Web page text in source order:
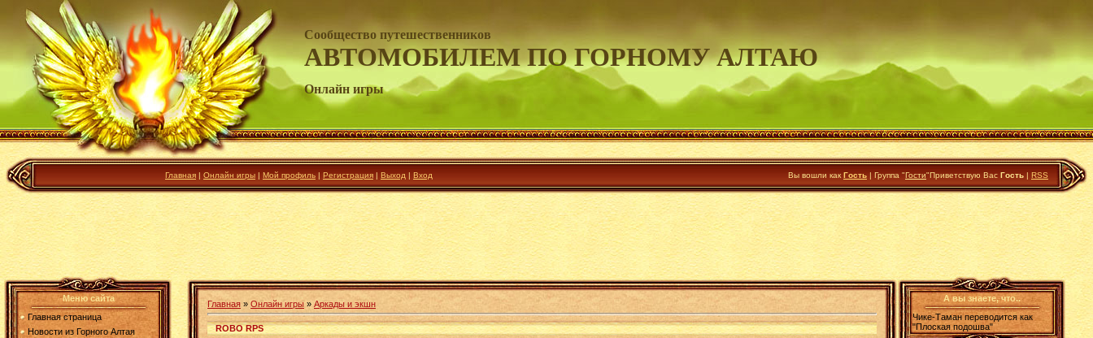
Сообщество путешественников
АВТОМОБИЛЕМ ПО ГОРНОМУ АЛТАЮ
Онлайн игры
Главная | Онлайн игры | Мой профиль | Регистрация | Выход | Вход Вы вошли как Гость | Группа "Гости"Приветствую Вас Гость | RSS
Меню сайта
Главная страница
Новости из Горного Алтая
Главная » Онлайн игры » Аркады и экшн
ROBO RPS
А вы знаете, что..
Чике-Таман переводится как
"Плоская подошва"